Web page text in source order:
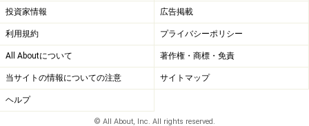
デザインについては従来のものとは全く違
うものですが、どんな意図があるのでしょ
うか？
このようなマスターベーション補助器具は基本的に女性
器を模したものが一般的になっており、デザイン性もな
投資家情報 広告掲載
利用規約 プライバシーポリシー
All Aboutについて 著作権・商標・免責
当サイトの情報についての注意 サイトマップ
ヘルプ
© All About, Inc. All rights reserved.